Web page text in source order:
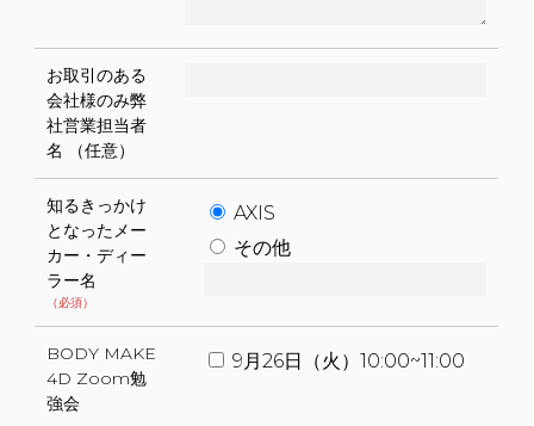
お取引のある
会社様のみ弊
社営業担当者
名
（任意）
知るきっかけ
となったメー
カー・ディー
ラー名
（必須）
AXIS
その他
BODY MAKE
4D Zoom勉
強会
9月26日（火）10:00~11:00